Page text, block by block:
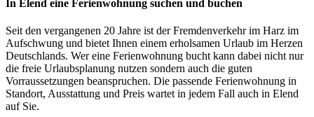
In Elend eine Ferienwohnung suchen und buchen
Seit den vergangenen 20 Jahre ist der Fremdenverkehr im Harz im
Aufschwung und bietet Ihnen einem erholsamen Urlaub im Herzen
Deutschlands. Wer eine Ferienwohnung bucht kann dabei nicht nur
die freie Urlaubsplanung nutzen sondern auch die guten
Vorraussetzungen beanspruchen. Die passende Ferienwohnung in
Standort, Ausstattung und Preis wartet in jedem Fall auch in Elend
auf Sie.